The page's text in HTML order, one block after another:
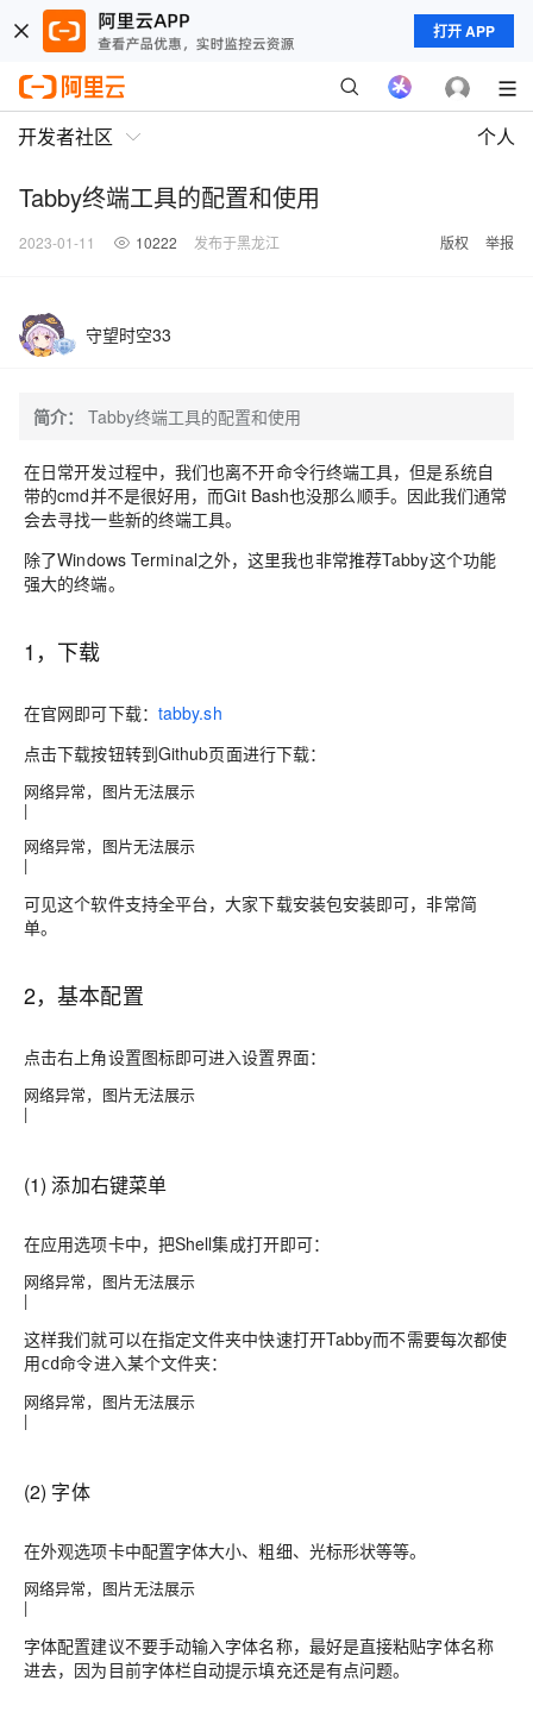
打开 APP
开发者社区 个人
Tabby终端工具的配置和使用
2023-01-11 10222 发布于黑龙江 版权 举报
守望时空33
简介： Tabby终端工具的配置和使用
在日常开发过程中，我们也离不开命令行终端工具，但是系统自
带的cmd并不是很好用，而Git Bash也没那么顺手。因此我们通常
会去寻找一些新的终端工具。
除了Windows Terminal之外，这里我也非常推荐Tabby这个功能
强大的终端。
1，下载
在官网即可下载： tabby.sh
点击下载按钮转到Github页面进行下载：
网络异常，图片无法展示
|
网络异常，图片无法展示
|
可见这个软件支持全平台，大家下载安装包安装即可，非常简
单。
2，基本配置
点击右上角设置图标即可进入设置界面：
网络异常，图片无法展示
|
(1) 添加右键菜单
在应用选项卡中，把Shell集成打开即可：
网络异常，图片无法展示
|
这样我们就可以在指定文件夹中快速打开Tabby而不需要每次都使
用cd命令进入某个文件夹：
网络异常，图片无法展示
|
(2) 字体
在外观选项卡中配置字体大小、粗细、光标形状等等。
网络异常，图片无法展示
|
字体配置建议不要手动输入字体名称，最好是直接粘贴字体名称
进去，因为目前字体栏自动提示填充还是有点问题。